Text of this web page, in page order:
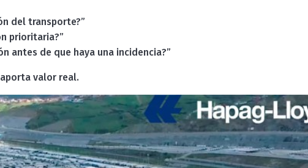
del transporte?”
prioritaria?”
antes de que haya una incidencia?”
valor real.